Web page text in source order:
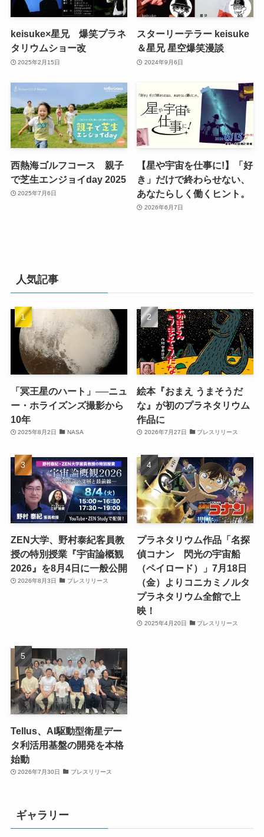
keisuke×星兄 爆笑プラネ
タリウムショー改
2025年2月15日
スターリーテラー keisuke
＆星兄 星空爆笑漫談
2024年9月6日
西熱海ゴルフコース 親子
で芝生エンジョイday 2025
2025年7月6日
【星や宇宙を仕事に!】「好
き」だけで終わらせない、
あなたらしく働くヒント。
2026年6月7日
人気記事
「冥王星のハート」──ニュ
ー・ホライズンズ撮影から
10年
2025年8月2日 NASA
絵本『おまえ うまそうだ
な』が初のプラネタリウム
作品に
2026年7月27日 プレスリリース
ZEN大学、野村泰紀客員教
授の特別授業『宇宙論概観
2026』を8月4日に一般公開
2026年8月3日 プレスリリース
プラネタリウム作品「名探
偵コナン 閃光の宇宙船
（ペイロード）」7月18日
（金）よりコニカミノルタ
プラネタリウム全館で上
映！
2025年4月20日 プレスリリース
Tellus、AI駆動型衛星デー
タ利活用基盤の開発を本格
始動
2026年7月30日 プレスリリース
ギャラリー